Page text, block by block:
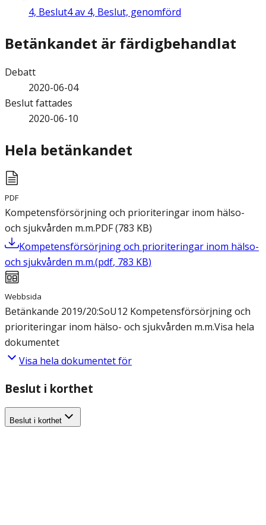
4, Beslut4 av 4, Beslut, genomförd
Betänkandet är färdigbehandlat
Debatt
2020-06-04
Beslut fattades
2020-06-10
Hela betänkandet
PDF
Kompetensförsörjning och prioriteringar inom hälso-
och sjukvården m.m.PDF(783 KB)
Kompetensförsörjning och prioriteringar inom hälso-
och sjukvården m.m.(pdf, 783 KB)
Webbsida
Betänkande 2019/20:SoU12 Kompetensförsörjning och
prioriteringar inom hälso- och sjukvården m.m.Visa hela
dokumentet
Visa hela dokumentet för
Beslut i korthet
Beslut i korthet